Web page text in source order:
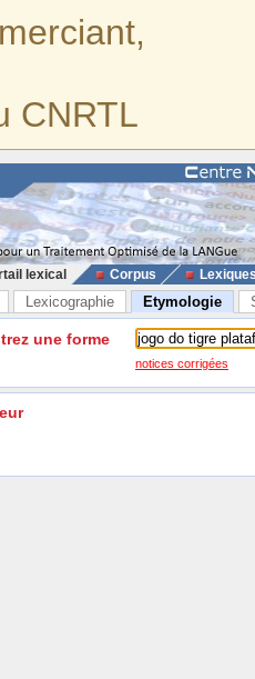
CNRTL
lexical Corpus
Lexicographie Etymologie
une forme
notices corrigées